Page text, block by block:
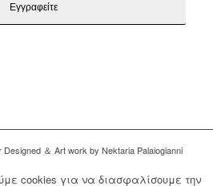
＆ Art work by Nektaria Palaiogianni
cookies για να διασφαλίσουμε την